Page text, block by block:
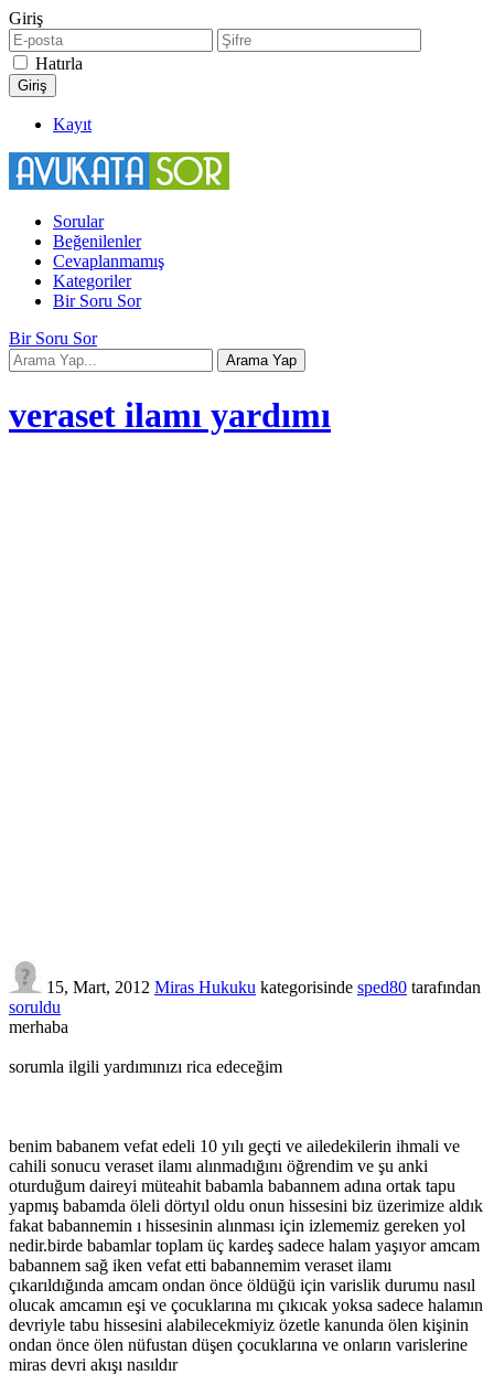
Giriş
Hatırla
Kayıt
Sorular
Beğenilenler
Cevaplanmamış
Kategoriler
Bir Soru Sor
Bir Soru Sor
veraset ilamı yardımı
15, Mart, 2012 Miras Hukuku kategorisinde sped80 tarafından
soruldu
merhaba
sorumla ilgili yardımınızı rica edeceğim
benim babanem vefat edeli 10 yılı geçti ve ailedekilerin ihmali ve
cahili sonucu veraset ilamı alınmadığını öğrendim ve şu anki
oturduğum daireyi müteahit babamla babannem adına ortak tapu
yapmış babamda öleli dörtyıl oldu onun hissesini biz üzerimize aldık
fakat babannemin ı hissesinin alınması için izlememiz gereken yol
nedir.birde babamlar toplam üç kardeş sadece halam yaşıyor amcam
babannem sağ iken vefat etti babannemim veraset ilamı
çıkarıldığında amcam ondan önce öldüğü için varislik durumu nasıl
olucak amcamın eşi ve çocuklarına mı çıkıcak yoksa sadece halamın
devriyle tabu hissesini alabilecekmiyiz özetle kanunda ölen kişinin
ondan önce ölen nüfustan düşen çocuklarına ve onların varislerine
miras devri akışı nasıldır